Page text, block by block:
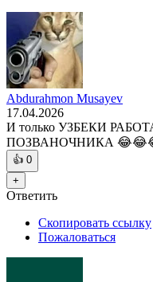
Abdurahmon Musayev
17.04.2026
И только УЗБЕКИ
ПОЗВАНОЧНИКА
👍 0
+
Ответить
Скопировать ссылку
Пожаловаться